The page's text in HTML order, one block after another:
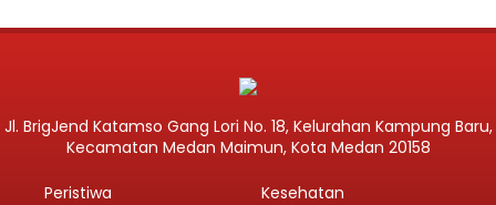
Jl. BrigJend Katamso Gang Lori No. 18, Kelurahan Kampung Baru,
Kecamatan Medan Maimun, Kota Medan 20158
Peristiwa
Kesehatan